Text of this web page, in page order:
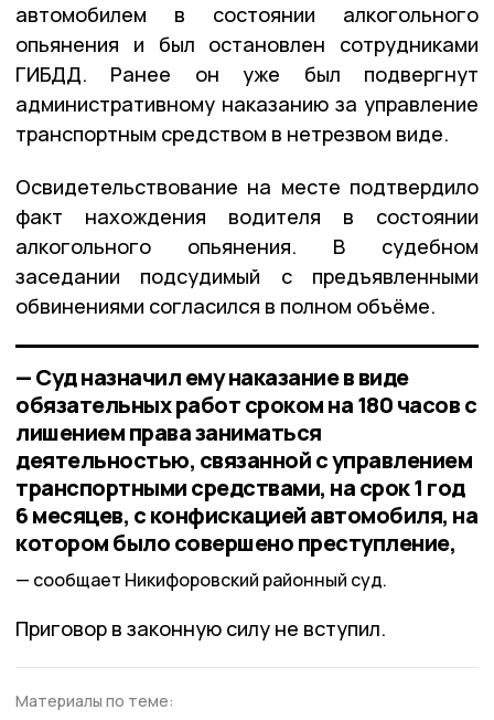
автомобилем в состоянии алкогольного
опьянения и был остановлен сотрудниками
ГИБДД. Ранее он уже был подвергнут
административному наказанию за управление
транспортным средством в нетрезвом виде.
Освидетельствование на месте подтвердило
факт нахождения водителя в состоянии
алкогольного опьянения. В судебном
заседании подсудимый с предъявленными
обвинениями согласился в полном объёме.
— Суд назначил ему наказание в виде
обязательных работ сроком на 180 часов с
лишением права заниматься
деятельностью, связанной с управлением
транспортными средствами, на срок 1 год
6 месяцев, с конфискацией автомобиля, на
котором было совершено преступление,
сообщает Никифоровский районный суд.
Приговор в законную силу не вступил.
Материалы по теме: